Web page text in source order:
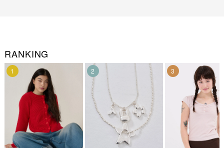
RANKING
1 2 3